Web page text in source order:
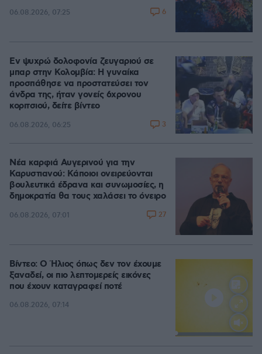
06.08.2026, 07:25 6
Εν ψυχρώ δολοφονία ζευγαριού σε
μπαρ στην Κολομβία: Η γυναίκα
προσπάθησε να προστατεύσει τον
άνδρα της, ήταν γονείς 6χρονου
κοριτσιού, δείτε βίντεο
06.08.2026, 06:25 3
Νέα καρφιά Αυγερινού για την
Καρυστιανού: Kάποιοι ονειρεύονται
βουλευτικά έδρανα και συνωμοσίες, η
δημοκρατία θα τους χαλάσει το όνειρο
06.08.2026, 07:01 27
Loaded:
Βίντεο: Ο Ήλιος όπως δεν τον έχουμε
ξαναδεί, οι πιο λεπτομερείς εικόνες
που έχουν καταγραφεί ποτέ
06.08.2026, 07:14